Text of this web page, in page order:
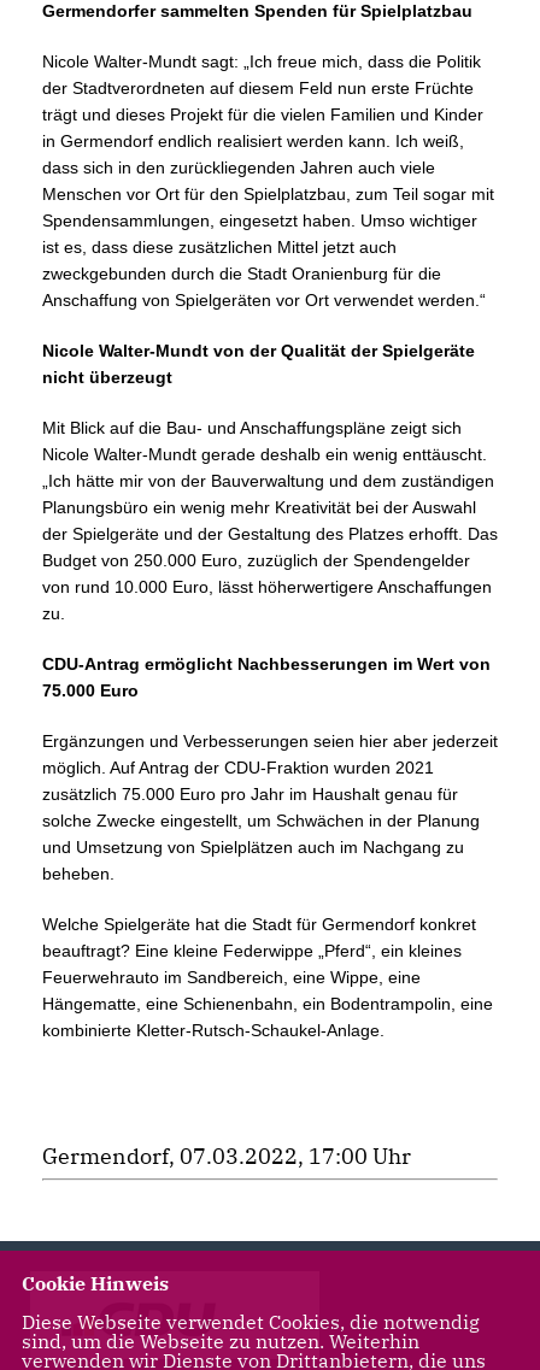
Germendorfer sammelten Spenden für Spielplatzbau
Nicole Walter-Mundt sagt: „Ich freue mich, dass die Politik
der Stadtverordneten auf diesem Feld nun erste Früchte
trägt und dieses Projekt für die vielen Familien und Kinder
in Germendorf endlich realisiert werden kann. Ich weiß,
dass sich in den zurückliegenden Jahren auch viele
Menschen vor Ort für den Spielplatzbau, zum Teil sogar mit
Spendensammlungen, eingesetzt haben. Umso wichtiger
ist es, dass diese zusätzlichen Mittel jetzt auch
zweckgebunden durch die Stadt Oranienburg für die
Anschaffung von Spielgeräten vor Ort verwendet werden.“
Nicole Walter-Mundt von der Qualität der Spielgeräte
nicht überzeugt
Mit Blick auf die Bau- und Anschaffungspläne zeigt sich
Nicole Walter-Mundt gerade deshalb ein wenig enttäuscht.
Ich hätte mir von der Bauverwaltung und dem zuständigen
Planungsbüro ein wenig mehr Kreativität bei der Auswahl
der Spielgeräte und der Gestaltung des Platzes erhofft. Das
Budget von 250.000 Euro, zuzüglich der Spendengelder
von rund 10.000 Euro, lässt höherwertigere Anschaffungen
zu.
CDU-Antrag ermöglicht Nachbesserungen im Wert von
75.000 Euro
Ergänzungen und Verbesserungen seien hier aber jederzeit
möglich. Auf Antrag der CDU-Fraktion wurden 2021
zusätzlich 75.000 Euro pro Jahr im Haushalt genau für
solche Zwecke eingestellt, um Schwächen in der Planung
und Umsetzung von Spielplätzen auch im Nachgang zu
beheben.
Welche Spielgeräte hat die Stadt für Germendorf konkret
beauftragt? Eine kleine Federwippe „Pferd“, ein kleines
Feuerwehrauto im Sandbereich, eine Wippe, eine
Hängematte, eine Schienenbahn, ein Bodentrampolin, eine
kombinierte Kletter-Rutsch-Schaukel-Anlage.
Germendorf, 07.03.2022, 17:00 Uhr
Cookie Hinweis
Diese Webseite verwendet Cookies, die notwendig
sind, um die Webseite zu nutzen. Weiterhin
verwenden wir Dienste von Drittanbietern, die uns